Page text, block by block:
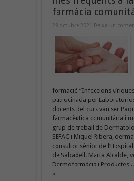
farmàcia
28 octubre 2021 Deixa un
formació “Infeccions víriques
patrocinada per Laboratorios
docents del curs van ser
farmacèutica comunitària i
grup de treball de
SEFAC i Miquel Ribera,
consultor sènior de l’Hospital
de Sabadell. Marta Alcalde,
Dermofarmàcia i Productes
»